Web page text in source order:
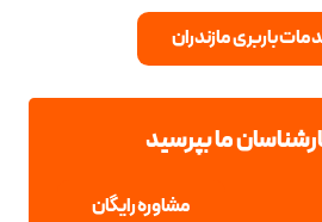
باربری مازندران
ما بپرسید
مشاوره رایگان